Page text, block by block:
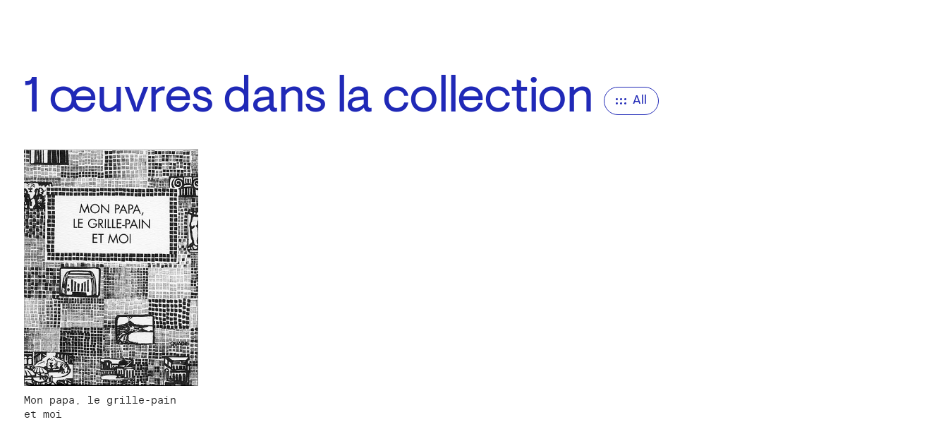
1 œuvres dans la collection All
Mon papa, le grille-pain
et moi